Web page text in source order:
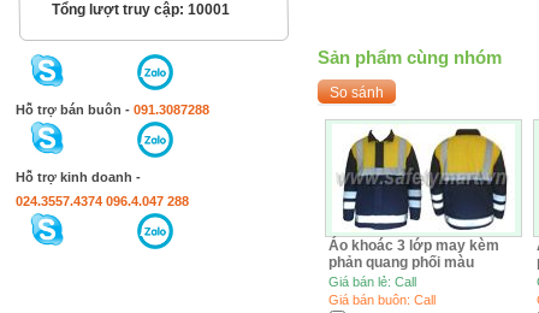
Tổng lượt truy cập: 10001
Hỗ trợ bán buôn - 091.3087288
Hỗ trợ kinh doanh -
024.3557.4374 096.4.047 288
Sản phẩm cùng nhóm
Áo khoác 3 lớp may kèm
phản quang phối màu
Giá bán lẻ: Call
Giá bán buôn: Call